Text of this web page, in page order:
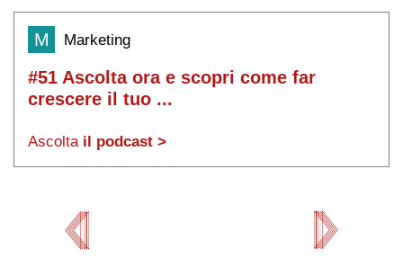
M Marketing
#51 Ascolta ora e scopri come far
crescere il tuo ...
Ascolta il podcast >